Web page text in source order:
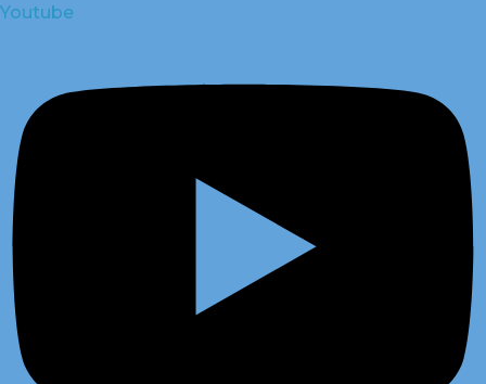
Youtube